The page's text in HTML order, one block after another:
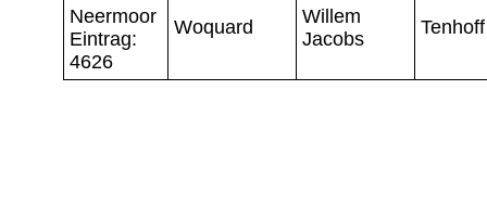
Neermoor
Eintrag:
4626
Woquard
Willem
Jacobs
Tenhoff